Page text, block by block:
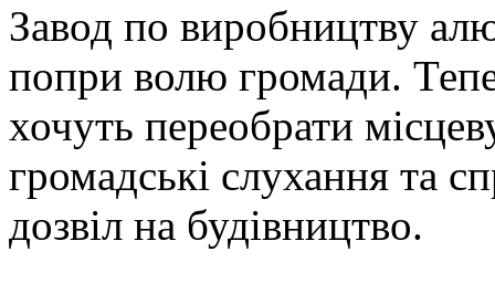
Завод по виробництву
попри волю громади.
хочуть переобрати
громадські слухання та
дозвіл на будівництво.